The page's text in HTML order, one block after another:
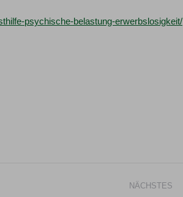
psychische-belastung-erwerbslosigkeit/
NÄCHSTES